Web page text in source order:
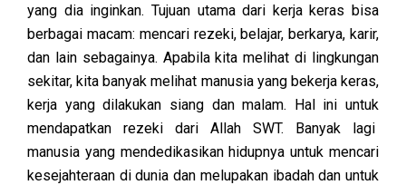
yang dia inginkan. Tujuan utama dari kerja keras bisa
berbagai macam: mencari rezeki, belajar, berkarya, karir,
dan lain sebagainya. Apabila kita melihat di lingkungan
sekitar, kita banyak melihat manusia yang bekerja keras,
kerja yang dilakukan siang dan malam. Hal ini untuk
mendapatkan rezeki dari Allah SWT. Banyak lagi
manusia yang mendedikasikan hidupnya untuk mencari
kesejahteraan di dunia dan melupakan ibadah dan untuk